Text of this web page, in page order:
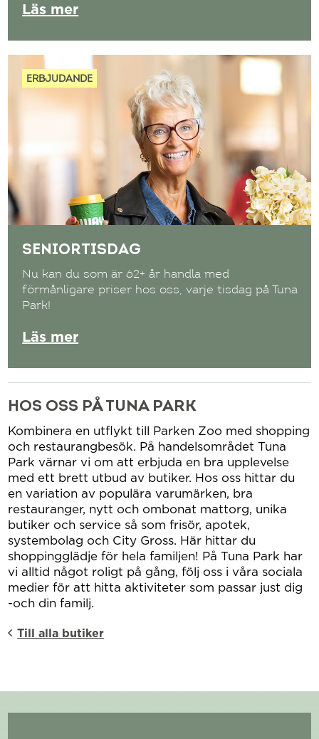
Läs mer
SENIORTISDAG
ERBJUDANDE
Nu kan du som är 62+ år handla med
förmånligare priser hos oss, varje tisdag på Tuna
Park!
Läs mer
HOS OSS PÅ TUNA PARK
Kombinera en utflykt till Parken Zoo med shopping
och restaurangbesök. På handelsområdet Tuna
Park värnar vi om att erbjuda en bra upplevelse
med ett brett utbud av butiker. Hos oss hittar du
en variation av populära varumärken, bra
restauranger, nytt och ombonat mattorg, unika
butiker och service så som frisör, apotek,
systembolag och City Gross. Här hittar du
shoppingglädje för hela familjen! På Tuna Park har
vi alltid något roligt på gång, följ oss i våra sociala
medier för att hitta aktiviteter som passar just dig
-och din familj.
Till alla butiker